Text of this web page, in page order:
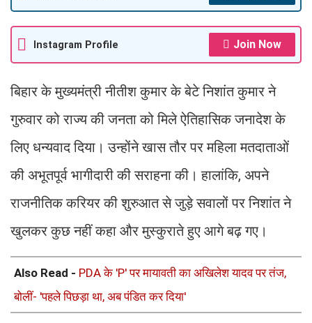
Instagram Profile Join Now
बिहार के मुख्यमंत्री नीतीश कुमार के बेटे निशांत कुमार ने
गुरुवार को राज्य की जनता को मिले ऐतिहासिक जनादेश के
लिए धन्यवाद दिया। उन्होंने खास तौर पर महिला मतदाताओं
की अभूतपूर्व भागीदारी की सराहना की। हालांकि, अपने
राजनीतिक करियर की शुरुआत से जुड़े सवालों पर निशांत ने
खुलकर कुछ नहीं कहा और मुस्कुराते हुए आगे बढ़ गए।
Also Read - PDA के 'P' पर मायावती का अखिलेश यादव पर तंज,
बोलीं- 'पहले पिछड़ा था, अब पंडित कर दिया'